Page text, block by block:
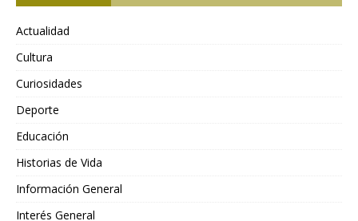
Actualidad
Cultura
Curiosidades
Deporte
Educación
Historias de Vida
Información General
Interés General